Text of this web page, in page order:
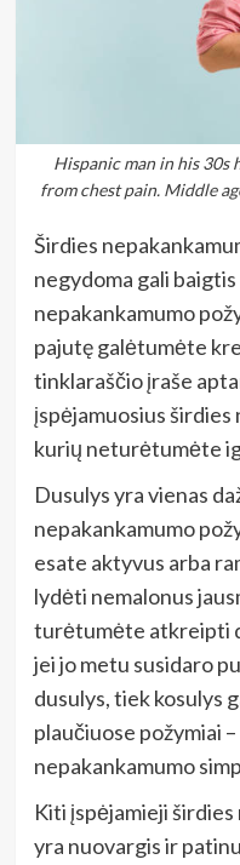
Hispanic man in his 30s
from chest pain. Middle
Širdies
negydoma gali
nepakankamumo
pajutę galėtumėte
tinklaraščio įraše
įspėjamuosius širdies
kurių neturėtumėte
Dusulys yra vienas
nepakankamumo
esate aktyvus arba
lydėti nemalonus
turėtumėte atkreipti
jei jo metu susidaro
dusulys, tiek kosulys
plaučiuose požymiai
nepakankamumo
Kiti įspėjamieji
yra nuovargis ir